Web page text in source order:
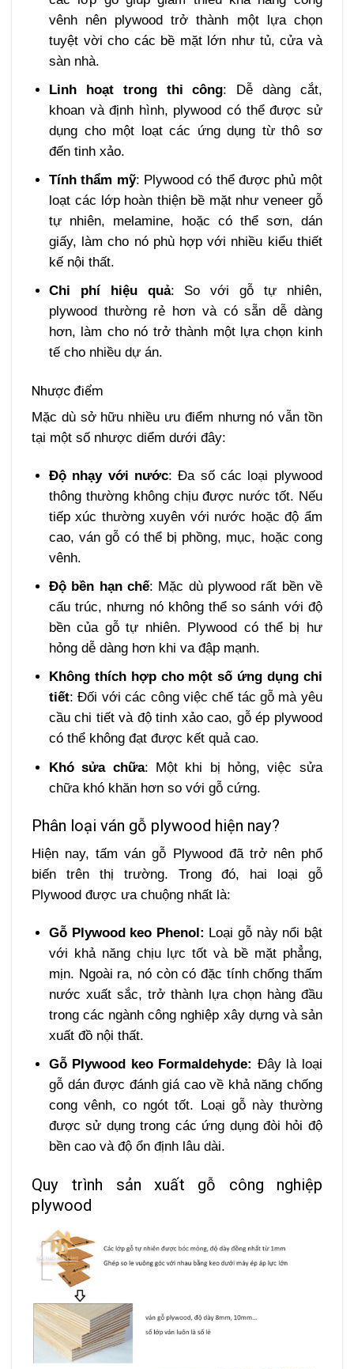
vênh nên plywood trở thành một lựa chọn
tuyệt vời cho các bề mặt lớn như tủ, cửa và
sàn nhà.
Linh hoạt trong thi công: Dễ dàng cắt,
khoan và định hình, plywood có thể được sử
dụng cho một loạt các ứng dụng từ thô sơ
đến tinh xảo.
Tính thẩm mỹ: Plywood có thể được phủ một
loạt các lớp hoàn thiện bề mặt như veneer gỗ
tự nhiên, melamine, hoặc có thể sơn, dán
giấy, làm cho nó phù hợp với nhiều kiểu thiết
kế nội thất.
Chi phí hiệu quả: So với gỗ tự nhiên,
plywood thường rẻ hơn và có sẵn dễ dàng
hơn, làm cho nó trở thành một lựa chọn kinh
tế cho nhiều dự án.
Nhược điểm
Mặc dù sở hữu nhiều ưu điểm nhưng nó vẫn tồn
tại một số nhược diểm dưới đây:
Độ nhạy với nước: Đa số các loại plywood
thông thường không chịu được nước tốt. Nếu
tiếp xúc thường xuyên với nước hoặc độ ẩm
cao, ván gỗ có thể bị phồng, mục, hoặc cong
vênh.
Độ bền hạn chế: Mặc dù plywood rất bền về
cấu trúc, nhưng nó không thể so sánh với độ
bền của gỗ tự nhiên. Plywood có thể bị hư
hỏng dễ dàng hơn khi va đập mạnh.
Không thích hợp cho một số ứng dụng chi
tiết: Đối với các công việc chế tác gỗ mà yêu
cầu chi tiết và độ tinh xảo cao, gỗ ép plywood
có thể không đạt được kết quả cao.
Khó sửa chữa: Một khi bị hỏng, việc sửa
chữa khó khăn hơn so với gỗ cứng.
Phân loại ván gỗ plywood hiện nay?
Hiện nay, tấm ván gỗ Plywood đã trở nên phổ
biến trên thị trường. Trong đó, hai loại gỗ
Plywood được ưa chuộng nhất là:
Gỗ Plywood keo Phenol: Loại gỗ này nổi bật
với khả năng chịu lực tốt và bề mặt phẳng,
mịn. Ngoài ra, nó còn có đặc tính chống thấm
nước xuất sắc, trở thành lựa chọn hàng đầu
trong các ngành công nghiệp xây dựng và sản
xuất đồ nội thất.
Gỗ Plywood keo Formaldehyde: Đây là loại
gỗ dán được đánh giá cao về khả năng chống
cong vênh, co ngót tốt. Loại gỗ này thường
được sử dụng trong các ứng dụng đòi hỏi độ
bền cao và độ ổn định lâu dài.
Quy trình sản xuất gỗ công nghiệp
plywood